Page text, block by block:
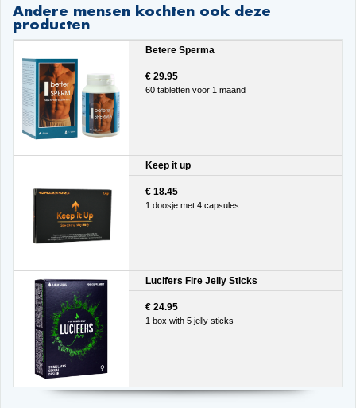
Andere mensen kochten ook deze
producten
Betere Sperma
€ 29.95
60 tabletten voor 1 maand
Keep it up
€ 18.45
1 doosje met 4 capsules
Lucifers Fire Jelly Sticks
€ 24.95
1 box with 5 jelly sticks